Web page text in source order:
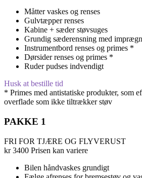
Måtter vaskes og renses
Gulvtæpper renses
Kabine + sæder støvsuges
Grundig sæderensning med
Instrumentbord renses og primes *
Dørsider renses og primes *
Ruder pudses indvendigt
Husk at bestille tid
* Primes med antistatiske produkter, som
overflade som ikke tiltrækker støv
PAKKE 1
FRI FOR TJÆRE OG FLYVERUST
kr 3400 Prisen kan variere
Bilen håndvaskes grundigt